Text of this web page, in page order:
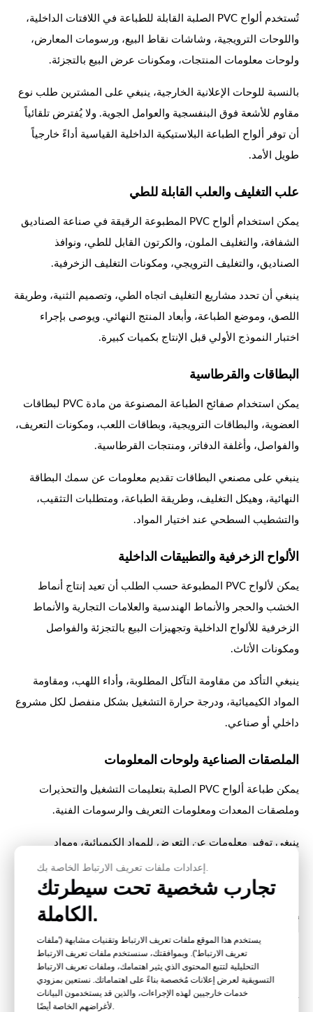
تُستخدم ألواح PVC الصلبة القابلة للطباعة في اللافتات الداخلية،
واللوحات الترويجية، وشاشات نقاط البيع، ورسومات المعارض،
ولوحات معلومات المنتجات، ومكونات عرض البيع بالتجزئة.
بالنسبة للوحات الإعلانية الخارجية، ينبغي على المشترين طلب نوع
مقاوم للأشعة فوق البنفسجية والعوامل الجوية. ولا يُفترض تلقائياً
أن توفر ألواح الطباعة البلاستيكية الداخلية القياسية أداءً خارجياً
طويل الأمد.
علب التغليف والعلب القابلة للطي
يمكن استخدام ألواح PVC المطبوعة الرقيقة في صناعة الصناديق
الشفافة، والتغليف الملون، والكرتون القابل للطي، ونوافذ
الصناديق، والتغليف الترويجي، ومكونات التغليف الزخرفية.
ينبغي أن تحدد مشاريع التغليف اتجاه الطي، وتصميم الثنية، وطريقة
اللصق، وموضع الطباعة، وأبعاد المنتج النهائي. ويوصى بإجراء
اختبار النموذج الأولي قبل الإنتاج بكميات كبيرة.
البطاقات والقرطاسية
يمكن استخدام صفائح الطباعة المصنوعة من مادة PVC لبطاقات
العضوية، والبطاقات الترويجية، وبطاقات اللعب، ومكونات التعريف،
والفواصل، وأغلفة الدفاتر، ومنتجات القرطاسية.
ينبغي على مصنعي البطاقات تقديم معلومات عن سمك البطاقة
النهائية، وهيكل التغليف، وطريقة الطباعة، ومتطلبات التثقيب،
والتشطيب السطحي عند اختيار المواد.
الألواح الزخرفية والتطبيقات الداخلية
يمكن لألواح PVC المطبوعة حسب الطلب أن تعيد إنتاج أنماط
الخشب والحجر والأنماط الهندسية والعلامات التجارية والأنماط
الزخرفية للألواح الداخلية وتجهيزات البيع بالتجزئة والفواصل
ومكونات الأثاث.
ينبغي التأكد من مقاومة التآكل المطلوبة، وأداء اللهب، ومقاومة
المواد الكيميائية، ودرجة حرارة التشغيل بشكل منفصل لكل مشروع
داخلي أو صناعي.
الملصقات الصناعية ولوحات المعلومات
يمكن طباعة ألواح PVC الصلبة بتعليمات التشغيل والتحذيرات
وملصقات المعدات ومعلومات التعريف والرسومات الفنية.
ينبغي توفير معلومات عن التعرض للمواد الكيميائية، ومواد
التنظيف، ودرجة الحرارة، وعمر الخدمة المطلوب حتى يمكن تقييم
نظام الورق والحبر المناسب.
ورقة طباعة من مادة PVC بيضاء
توفر ألواح PVC البيضاء خلفية معتمة للرسومات الملونة والصور
تجارب شخصية تحت سيطرتك
الكاملة.
يستخدم هذا الموقع ملفات تعريف الارتباط وتقنيات مشابهة ('ملفات
تعريف الارتباط'). وبموافقتك، سنستخدم ملفات تعريف الارتباط
التحليلية لتتبع المحتوى الذي يثير اهتمامك، وملفات تعريف الارتباط
التسويقية لعرض إعلانات مُخصصة بناءً على اهتماماتك. نستعين بمزودي
خدمات خارجيين لهذه الإجراءات، والذين قد يستخدمون البيانات
لأغراضهم الخاصة أيضًا.